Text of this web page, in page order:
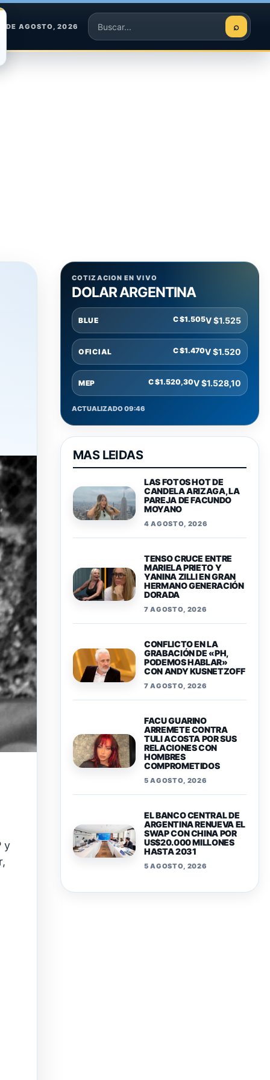
DE AGOSTO, 2026
Buscar
⌕
y
COTIZACION EN VIVO
DOLAR ARGENTINA
BLUE C $1.505V $1.525
OFICIAL C $1.470V $1.520
MEP C $1.520,30V $1.528,10
ACTUALIZADO 09:46
MAS LEIDAS
LAS FOTOS HOT DE
CANDELA ARIZAGA, LA
PAREJA DE FACUNDO
MOYANO
4 AGOSTO, 2026
TENSO CRUCE ENTRE
MARIELA PRIETO Y
YANINA ZILLI EN GRAN
HERMANO GENERACIÓN
DORADA
7 AGOSTO, 2026
CONFLICTO EN LA
GRABACIÓN DE «PH,
PODEMOS HABLAR»
CON ANDY KUSNETZOFF
7 AGOSTO, 2026
FACU GUARINO
ARREMETE CONTRA
TULI ACOSTA POR SUS
RELACIONES CON
HOMBRES
COMPROMETIDOS
5 AGOSTO, 2026
EL BANCO CENTRAL DE
ARGENTINA RENUEVA EL
SWAP CON CHINA POR
US$20.000 MILLONES
HASTA 2031
5 AGOSTO, 2026